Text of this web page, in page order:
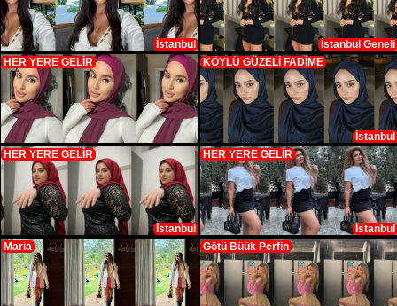
İstanbul
İstanbul Geneli
HER YERE GELİR
KÖYLÜ GÜZELİ FADİME
İstanbul
HER YERE GELİR
İstanbul
HER YERE GELİR
İstanbul
Maria
Götü Büük Perfin